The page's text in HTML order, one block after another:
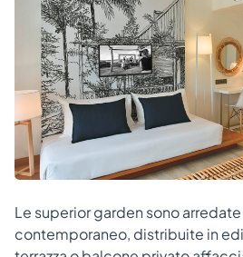
Le superior garden sono
contemporaneo, distribuite in